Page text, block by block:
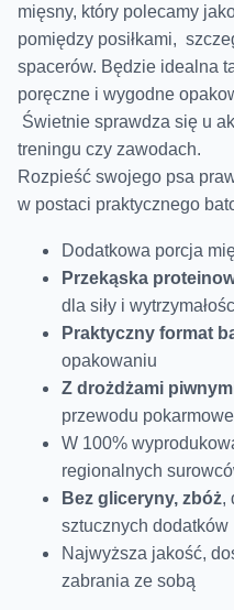
mięsny, który polecamy
pomiędzy posiłkami,
spacerów. Będzie idealna
poręczne i wygodne
Świetnie sprawdza się u
treningu czy zawodach.
Rozpieść swojego psa
w postaci praktycznego
Dodatkowa porcja
Przekąska
dla siły i
Praktyczny format
opakowaniu
Z drożdżami
przewodu
W 100%
regionalnych
Bez gliceryny, zbóż,
sztucznych dodatków
Najwyższa jakość,
zabrania ze sobą